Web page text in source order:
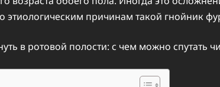
этиологическим причинам такой гнойник